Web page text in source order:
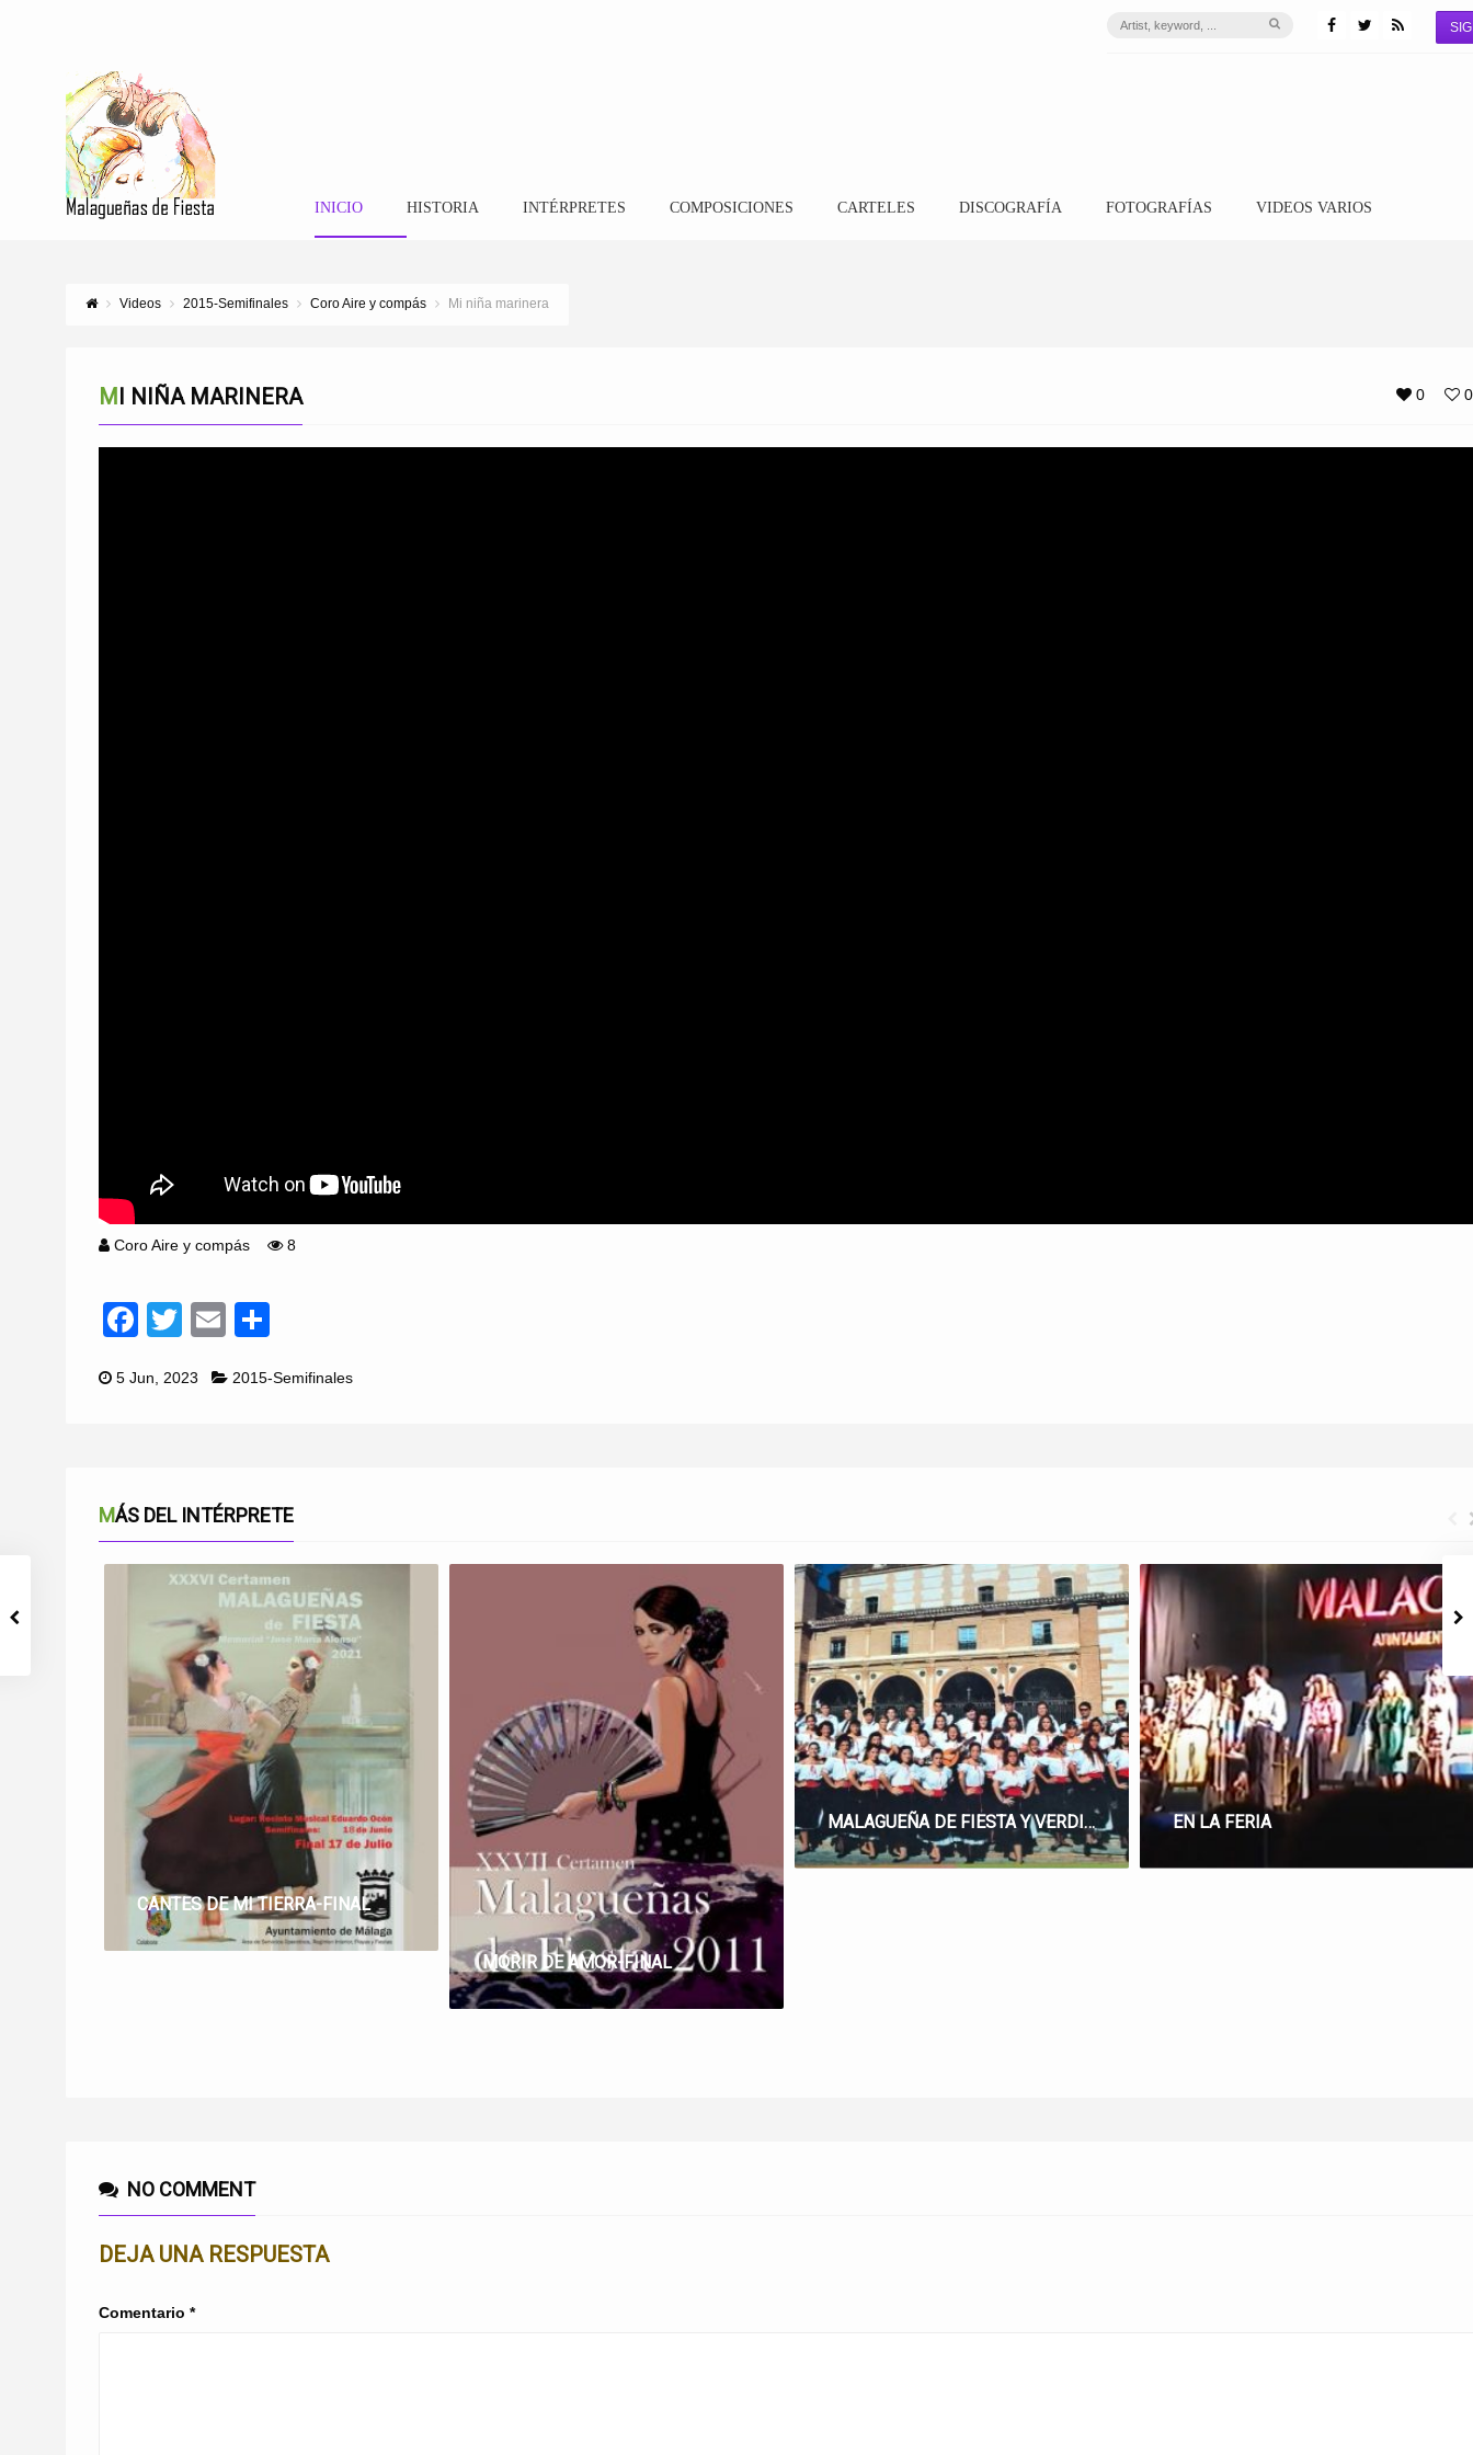
INICIO HISTORIA INTÉRPRETES COMPOSICIONES CARTELES DISCOGRAFÍA FOTOGRAFÍAS VIDEOS VARIOS
Videos 2015-Semifinales Coro Aire y compás Mi niña marinera
0 0
MI NIÑA MARINERA
Coro Aire y compás 8
Facebook
TwitterEmail
5 Jun, 2023 2015-Semifinales
MÁS DEL INTÉRPRETE
CANTES DE MI TIERRA-FINAL
MORIR DE AMOR-FINAL
MALAGUEÑA DE FIESTA Y VERDIAL EN LA FERIA
NO COMMENT
DEJA UNA RESPUESTA
Comentario *